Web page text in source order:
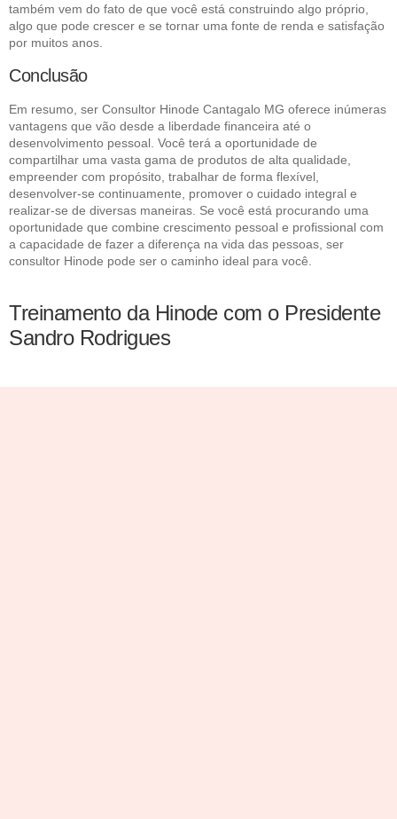
também vem do fato de que você está construindo algo próprio,
algo que pode crescer e se tornar uma fonte de renda e satisfação
por muitos anos.
Conclusão
Em resumo, ser Consultor Hinode Cantagalo MG oferece inúmeras
vantagens que vão desde a liberdade financeira até o
desenvolvimento pessoal. Você terá a oportunidade de
compartilhar uma vasta gama de produtos de alta qualidade,
empreender com propósito, trabalhar de forma flexível,
desenvolver-se continuamente, promover o cuidado integral e
realizar-se de diversas maneiras. Se você está procurando uma
oportunidade que combine crescimento pessoal e profissional com
a capacidade de fazer a diferença na vida das pessoas, ser
consultor Hinode pode ser o caminho ideal para você.
Treinamento da Hinode com o Presidente
Sandro Rodrigues